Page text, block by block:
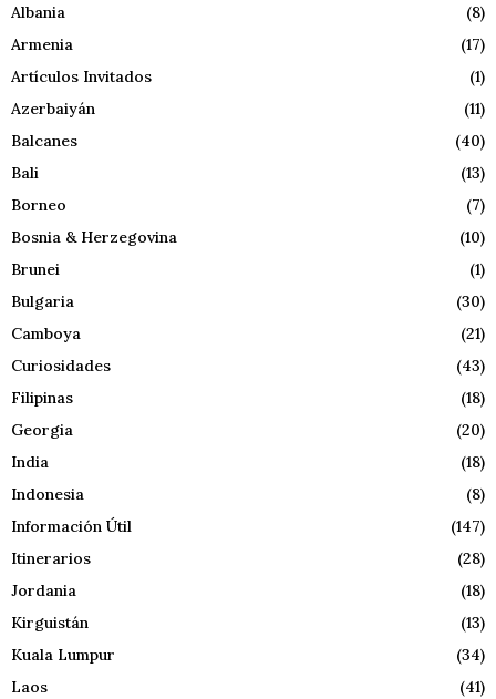
Albania
(8)
Armenia
(17)
Artículos Invitados
(1)
Azerbaiyán
(11)
Balcanes
(40)
Bali
(13)
Borneo
(7)
Bosnia & Herzegovina
(10)
Brunei
(1)
Bulgaria
(30)
Camboya
(21)
Curiosidades
(43)
Filipinas
(18)
Georgia
(20)
India
(18)
Indonesia
(8)
Información Útil
(147)
Itinerarios
(28)
Jordania
(18)
Kirguistán
(13)
Kuala Lumpur
(34)
Laos
(41)